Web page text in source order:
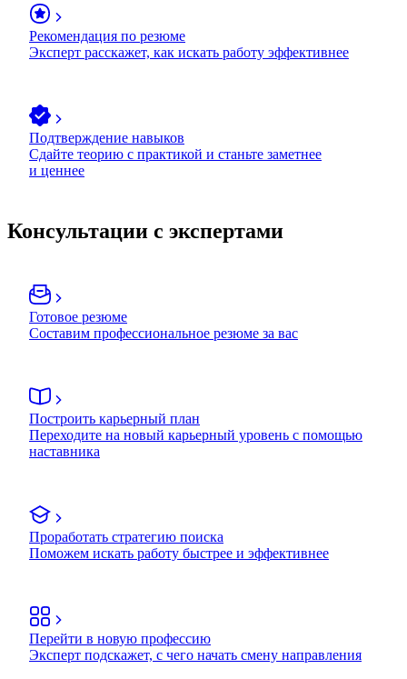
Рекомендация по резюме
Эксперт расскажет, как искать работу эффективнее
Подтверждение навыков
Сдайте теорию с практикой и станьте заметнее
и ценнее
Консультации с экспертами
Готовое резюме
Составим профессиональное резюме за вас
Построить карьерный план
Переходите на новый карьерный уровень с помощью
наставника
Проработать стратегию поиска
Поможем искать работу быстрее и эффективнее
Перейти в новую профессию
Эксперт подскажет, с чего начать смену направления